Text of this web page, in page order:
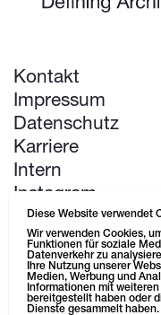
Kontakt
Impressum
Datenschutz
Karriere
Intern
Instagram
LinkedIn
Pinterest
Next up: Life
Diese Website verwendet
Wir verwenden Cookies,
Funktionen für soziale
Datenverkehr zu
Ihre Nutzung unserer
Medien, Werbung und
Informationen mit
bereitgestellt haben oder
Dienste gesammelt haben.